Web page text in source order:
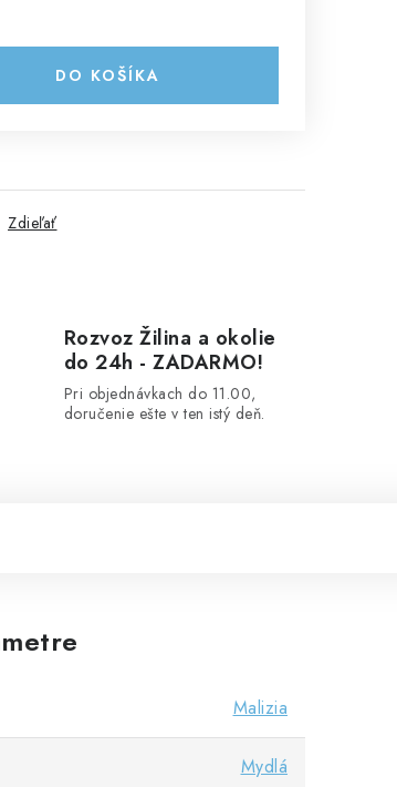
DO KOŠÍKA
Zdieľať
Rozvoz Žilina a okolie
do 24h - ZADARMO!
Pri objednávkach do 11.00,
doručenie ešte v ten istý deň.
Malizia
Mydlá